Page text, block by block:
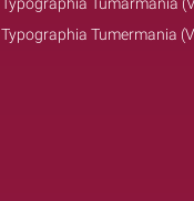
Typographia Tumarmania
Typographia Tumermania